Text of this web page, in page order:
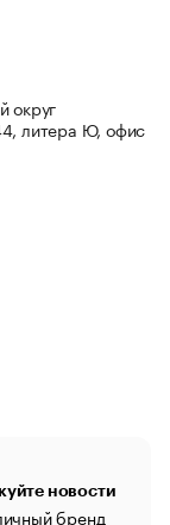
округ
литера Ю, офис
новости
бренд